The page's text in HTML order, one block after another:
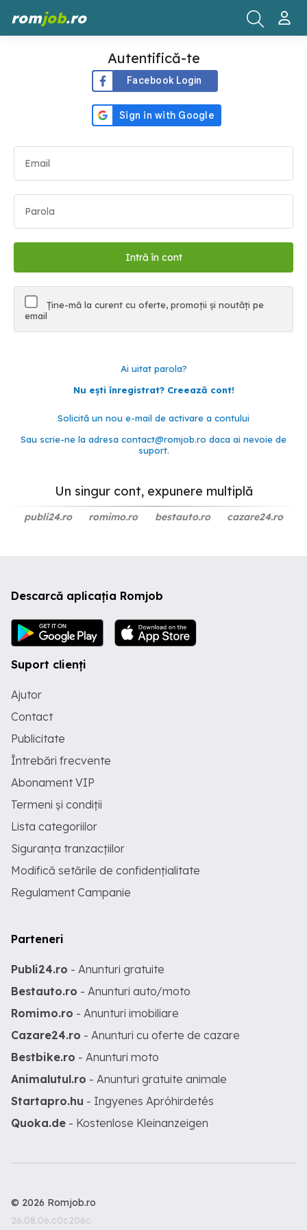
romjob.ro
Autentifică-te
Facebook Login
Ține-mă la curent cu oferte, promoții și noutăți pe
email
Ai uitat parola?
Nu ești înregistrat? Creează cont!
Solicită un nou e-mail de activare a contului
Sau scrie-ne la adresa contact@romjob.ro daca ai nevoie de
suport.
Un singur cont, expunere multiplă
publi24.ro romimo.ro bestauto.ro cazare24.ro
Descarcă aplicația Romjob
Suport clienți
Ajutor
Contact
Publicitate
Întrebări frecvente
Abonament VIP
Termeni și condiții
Lista categoriilor
Siguranța tranzacțiilor
Modifică setările de confidențialitate
Regulament Campanie
Parteneri
Publi24.ro - Anunturi gratuite
Bestauto.ro - Anunturi auto/moto
Romimo.ro - Anunturi imobiliare
Cazare24.ro - Anunturi cu oferte de cazare
Bestbike.ro - Anunturi moto
Animalutul.ro - Anunturi gratuite animale
Startapro.hu - Ingyenes Apróhirdetés
Quoka.de - Kostenlose Kleinanzeigen
© 2026 Romjob.ro
26.08.06.c0c206c